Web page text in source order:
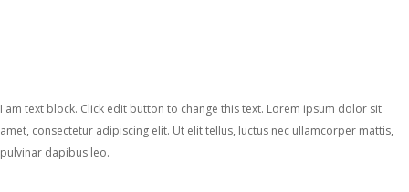
I am text block. Click edit button to change this text. Lorem ipsum dolor sit
amet, consectetur adipiscing elit. Ut elit tellus, luctus nec ullamcorper mattis,
pulvinar dapibus leo.